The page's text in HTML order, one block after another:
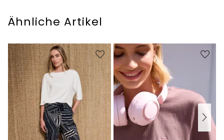
Ähnliche Artikel